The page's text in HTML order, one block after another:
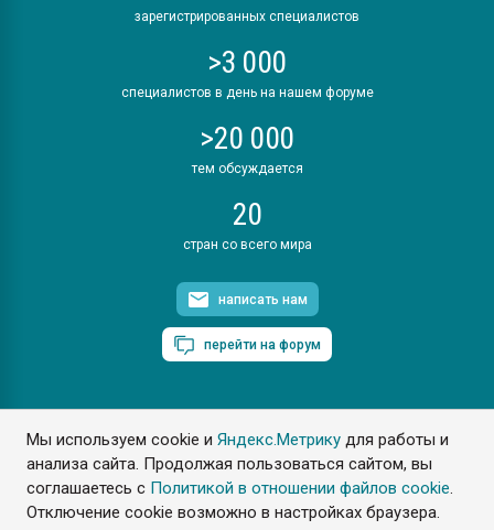
Мы используем cookie иЯндекс.Метрику для работы и
анализа сайта. Продолжая пользоваться сайтом, вы
соглашаетесь с Политикой в отношении файлов cookie.
Отключение cookie возможно в настройках браузера.
зарегистрированных специалистов
>3 000
специалистов в день на нашем форуме
>20 000
тем обсуждается
20
стран со всего мира
написать нам
перейти на форум
ПластЭксперт © 2006. Все права защищены
Разрешается копирование материалов сайта с обязательной
ссылкой на www.e-plastic.ru
Разработка сайта